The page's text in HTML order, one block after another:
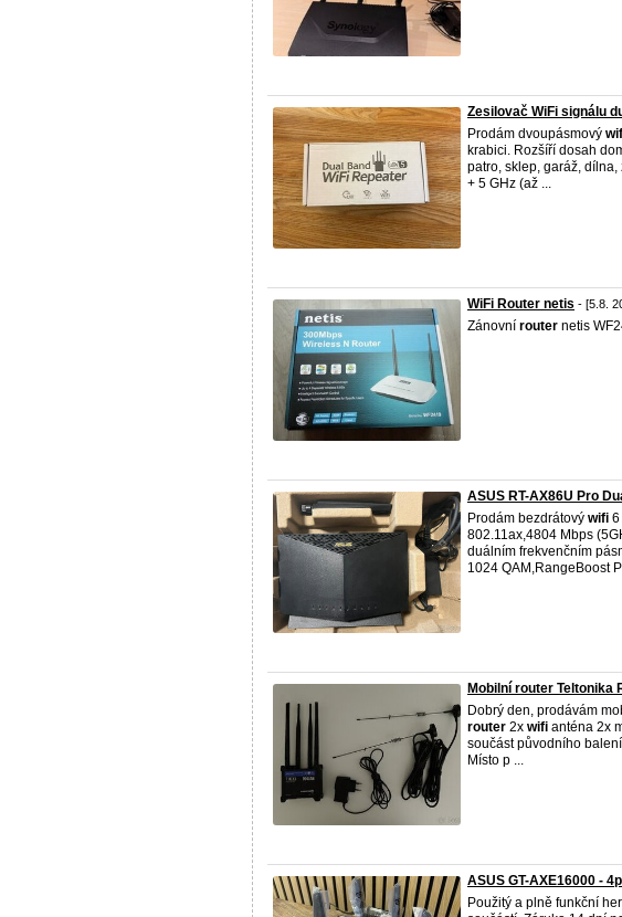
Zesilovač WiFi signálu
Prodám dvoupásmový
krabici. Rozšíří dosah
patro, sklep, garáž, dílna,
+ 5 GHz (až ...
WiFi Router netis - [5.8.
Zánovní router netis
ASUS RT-AX86U Pro
Prodám bezdrátový wifi 6
802.11ax,4804 Mbps
duálním frekvenčním
1024 QAM,RangeBoost
Mobilní router Teltonika
Dobrý den, prodávám
router 2x wifi anténa 2x
součást původního
Místo p ...
ASUS GT-AXE16000 -
Použitý a plně funkční